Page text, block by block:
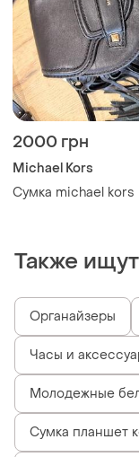
2000 грн
Michael Kors
Сумка michael kors
Также
Органайзеры
Часы и
Молодежные
Сумка планшет